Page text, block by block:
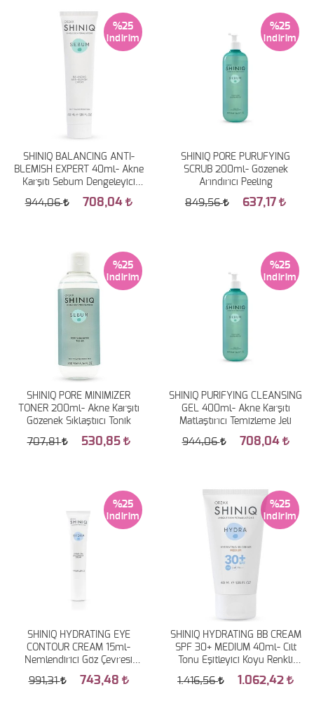
SHINIQ BALANCING ANTI-
BLEMISH EXPERT 40ml- Akne
Karşıtı Sebum Dengeleyici
Bakım Kremi
%25
944,06 708,04
SHINIQ PORE PURUFYING
SCRUB 200ml- Gözenek
Arındırıcı Peeling
%25
849,56 637,17
SHINIQ PORE MINIMIZER
TONER 200ml- Akne Karşıtı
Gözenek Sıklaştııcı Tonik
%25
707,81 530,85
SHINIQ PURIFYING CLEANSING
GEL 400ml- Akne Karşıtı
Matlaştırıcı Temizleme Jeli
%25
944,06 708,04
SHINIQ HYDRATING EYE
CONTOUR CREAM 15ml-
Nemlendirici Göz Çevresi
Bakım Kremi
%25
991,31 743,48
SHINIQ HYDRATING BB CREAM
SPF 30+ MEDIUM 40ml- Cilt
Tonu Eşitleyici Koyu Renkli
Bakım Kremi
%25
1.416,56 1.062,42